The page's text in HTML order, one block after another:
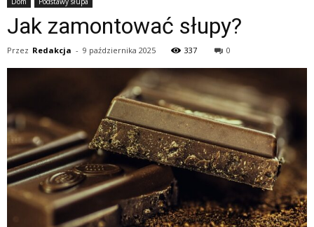
Jak zamontować słupy?
Przez Redakcja - 9 października 2025 337 0